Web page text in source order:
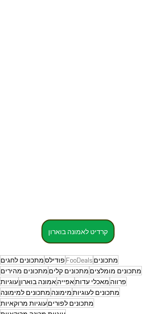
קרדיט לאמונה בוארון
מתכונים FooDeals פודילסמתכונים לחגים
מתכונים מומלצים מתכונים קלים מתכונים מהירים
פרווה מאכלי עדותאפייהאמונה בוארוןעוגיות
מתכונים לעוגיותמימונה מתכונים למימונה
מתכונים לפוריםעוגיות מרוקאיות